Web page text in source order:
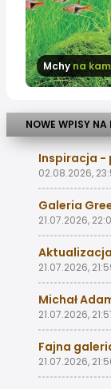
Mchyna
NOWE WPISY NA
Inspiracja -
02.08.2026,
Galeria
21.07.2026,
21.07.2026,
Michał
21.07.2026,
Fajna
21.07.2026,